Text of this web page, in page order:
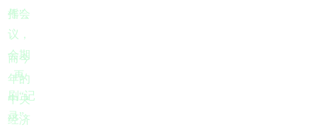
作会
议，
会期
再
刷“记
录”。
摇”。
而今
年的
中央
经济